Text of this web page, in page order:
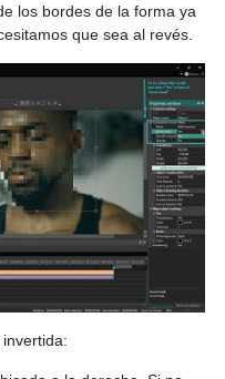
los bordes de la forma ya
que sea al revés.